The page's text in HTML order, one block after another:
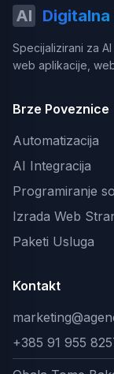
AI
Specijalizirani za
web aplikacije,
Brze Poveznice
Automatizacija
AI Integracija
Programiranje
Izrada Web
Paketi Usluga
Kontakt
+385 91 955